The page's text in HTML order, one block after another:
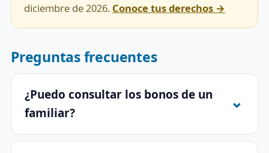
diciembre de 2026. Conoce tus derechos →
Preguntas frecuentes
¿Puedo consultar los bonos de un
familiar?